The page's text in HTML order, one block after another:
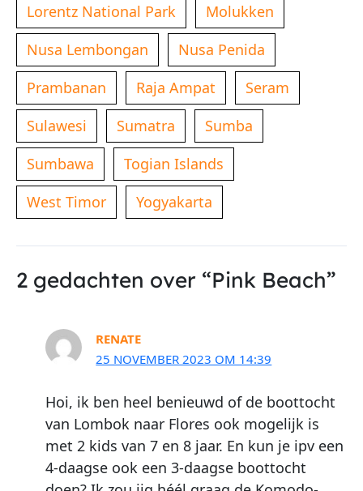
Lorentz National Park
Molukken
Nusa Lembongan
Nusa Penida
Prambanan
Raja Ampat
Seram
Sulawesi
Sumatra
Sumba
Sumbawa
Togian Islands
West Timor
Yogyakarta
2 gedachten over “Pink Beach”
RENATE
25 NOVEMBER 2023 OM 14:39
Hoi, ik ben heel benieuwd of de boottocht
van Lombok naar Flores ook mogelijk is
met 2 kids van 7 en 8 jaar. En kun je ipv een
4-daagse ook een 3-daagse boottocht